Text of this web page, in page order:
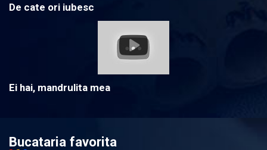
De cate ori iubesc
Ei hai, mandrulita mea
Bucataria favorita